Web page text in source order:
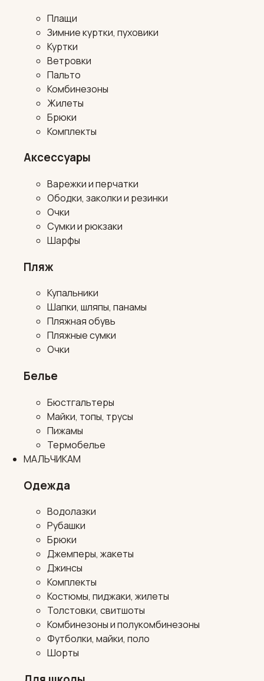
Плащи
Зимние куртки, пуховики
Куртки
Ветровки
Пальто
Комбинезоны
Жилеты
Брюки
Комплекты
Аксессуары
Варежки и перчатки
Ободки, заколки и резинки
Очки
Сумки и рюкзаки
Шарфы
Пляж
Купальники
Шапки, шляпы, панамы
Пляжная обувь
Пляжные сумки
Очки
Белье
Бюстгальтеры
Майки, топы, трусы
Пижамы
Термобелье
МАЛЬЧИКАМ
Одежда
Водолазки
Рубашки
Брюки
Джемперы, жакеты
Джинсы
Комплекты
Костюмы, пиджаки, жилеты
Толстовки, свитшоты
Комбинезоны и полукомбинезоны
Футболки, майки, поло
Шорты